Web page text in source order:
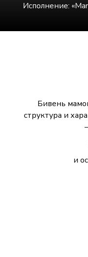
Исполнение:
Бивень
структура и
и